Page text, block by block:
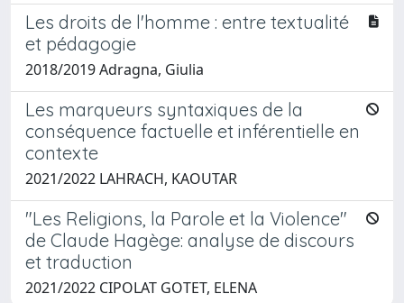
Les droits de l'homme : entre textualité
et pédagogie
2018/2019 Adragna, Giulia
Les marqueurs syntaxiques de la
conséquence factuelle et inférentielle en
contexte
2021/2022 LAHRACH, KAOUTAR
"Les Religions, la Parole et la Violence"
de Claude Hagège: analyse de discours
et traduction
2021/2022 CIPOLAT GOTET, ELENA